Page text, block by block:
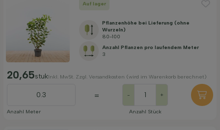
Auf lager
Pflanzenhöhe bei Lieferung (ohne
Wurzeln)
80-100
Anzahl Pflanzen pro laufendem Meter
3
20,65stukInkl. MwSt. Zzgl. Versandkosten (wird im Warenkorb berechnet)
Anzahl Meter
= - +
Anzahl Stück